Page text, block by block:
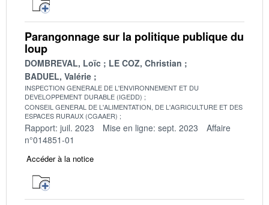
Parangonnage sur la politique publique du
loup
DOMBREVAL, Loïc
LE COZ, Christian
BADUEL, Valérie
INSPECTION GENERALE DE L'ENVIRONNEMENT ET DU
DEVELOPPEMENT DURABLE (IGEDD)
CONSEIL GENERAL DE L'ALIMENTATION, DE L'AGRICULTURE ET DES
ESPACES RURAUX (CGAAER)
Rapport: juil. 2023 Mise en ligne: sept. 2023
Affaire
n°014851-01
Accéder à la notice